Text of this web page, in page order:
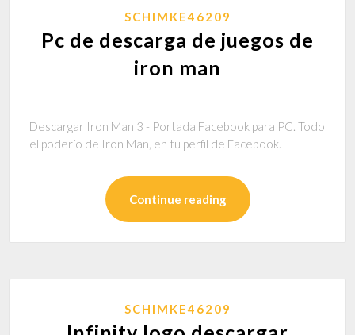
SCHIMKE46209
Pc de descarga de juegos de
iron man
Descargar Iron Man 3 - Portada Facebook para PC. Todo
el poderío de Iron Man, en tu perfil de Facebook.
Continue reading
SCHIMKE46209